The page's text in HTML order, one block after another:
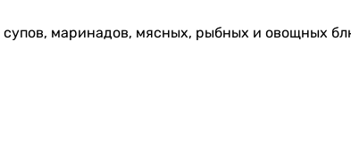
супов, маринадов, мясных, рыбных и овощных